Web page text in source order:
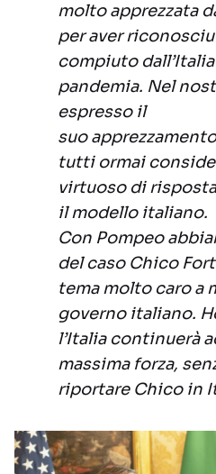
molto apprezzata
per aver
compiuto
pandemia. Nel
espresso il
suo
tutti ormai
virtuoso di
il modello italiano.
Con Pompeo
del caso Chico
tema molto caro a
governo italiano.
l’Italia continuerà
massima forza,
riportare Chico in